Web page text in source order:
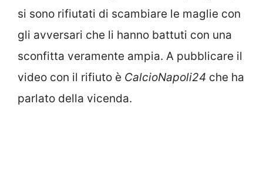
si sono rifiutati di scambiare le maglie con
gli avversari che li hanno battuti con una
sconfitta veramente ampia. A pubblicare il
video con il rifiuto è CalcioNapoli24 che ha
parlato della vicenda.